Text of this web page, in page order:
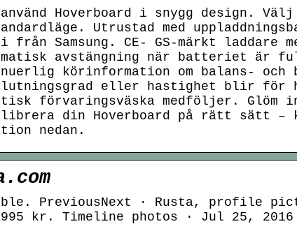
Hoverboard i snygg design.
Utrustad med
Samsung. CE- GS-märkt laddare
avstängning när batteriet är
körinformation om balans-
lutningsgrad eller hastighet blir för
förvaringsväska medföljer. Glöm
din Hoverboard på rätt sätt –
nedan.
PreviousNext · Rusta, profile
kr. Timeline photos · Jul 25,